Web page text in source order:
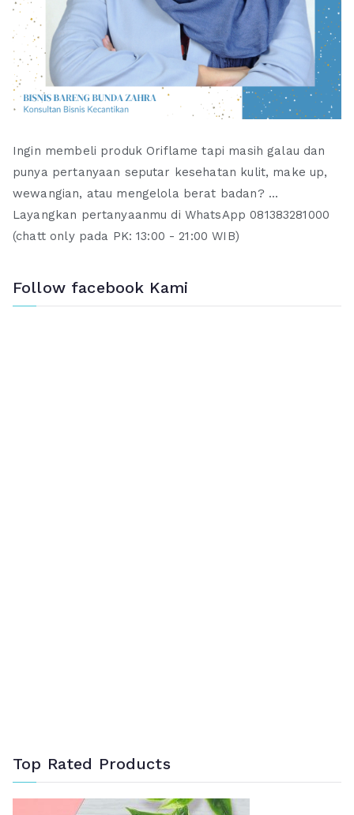
Ingin membeli produk Oriflame tapi masih galau dan
punya pertanyaan seputar kesehatan kulit, make up,
wewangian, atau mengelola berat badan? ...
Layangkan pertanyaanmu di WhatsApp 081383281000
(chatt only pada PK: 13:00 - 21:00 WIB)
Follow facebook Kami
Top Rated Products